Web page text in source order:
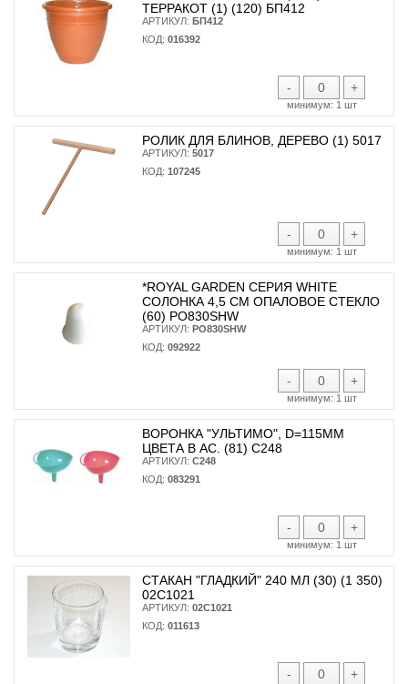
ТЕРРАКОТ (1) (120) БП412
АРТИКУЛ: БП412
КОД: 016392
- +
минимум: 1 шт
РОЛИК ДЛЯ БЛИНОВ, ДЕРЕВО (1) 5017
АРТИКУЛ: 5017
КОД: 107245
- +
минимум: 1 шт
*ROYAL GARDEN СЕРИЯ WHITE
СОЛОНКА 4,5 СМ ОПАЛОВОЕ СТЕКЛО
(60) PO830SHW
АРТИКУЛ: PO830SHW
КОД: 092922
- +
минимум: 1 шт
ВОРОНКА "УЛЬТИМО", D=115ММ
ЦВЕТА В АС. (81) С248
АРТИКУЛ: С248
КОД: 083291
- +
минимум: 1 шт
СТАКАН "ГЛАДКИЙ" 240 МЛ (30) (1 350)
02С1021
АРТИКУЛ: 02С1021
КОД: 011613
- +